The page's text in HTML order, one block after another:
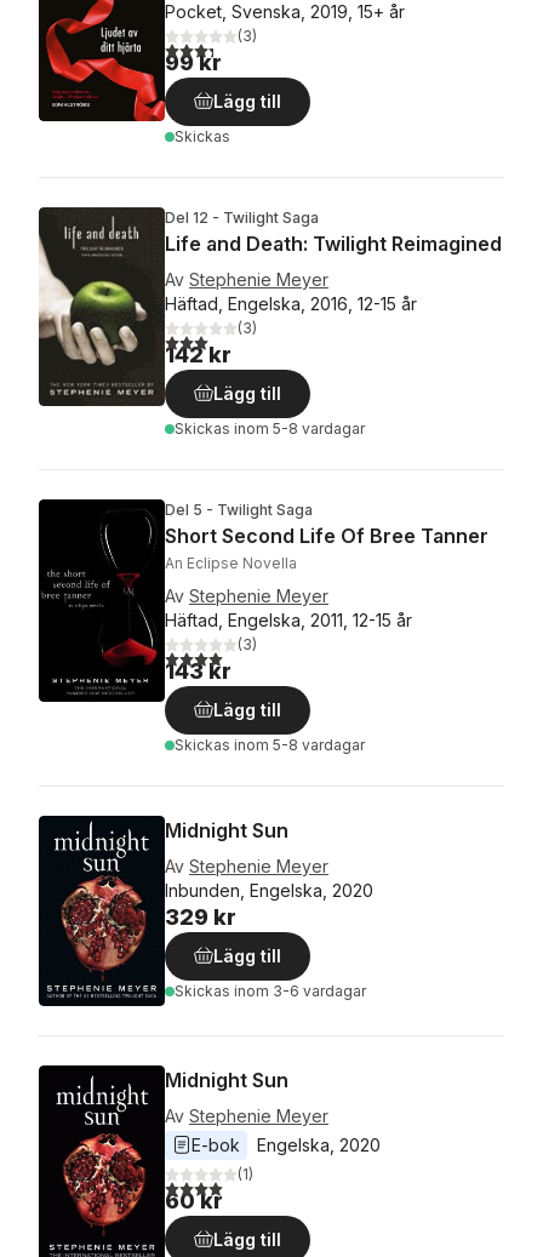
Pocket, Svenska, 2019, 15+ år
3,3utav 5 stjärnor. Totalt antal röster:
(3)
99 kr
Lägg till
Skickas
Del 12 - Twilight Saga
Life and Death: Twilight Reimagined
Av Stephenie Meyer
Häftad, Engelska, 2016, 12-15 år
3,0utav 5 stjärnor. Totalt antal röster:
(3)
142 kr
Lägg till
Skickas inom 5-8 vardagar
Del 5 - Twilight Saga
Short Second Life Of Bree Tanner
An Eclipse Novella
Av Stephenie Meyer
Häftad, Engelska, 2011, 12-15 år
4,0utav 5 stjärnor. Totalt antal röster:
(3)
143 kr
Lägg till
Skickas inom 5-8 vardagar
Midnight Sun
Av Stephenie Meyer
Inbunden, Engelska, 2020
329 kr
Lägg till
Skickas inom 3-6 vardagar
Midnight Sun
Av Stephenie Meyer
E-bok
Engelska 2020
4,0utav 5 stjärnor. Totalt antal röster:
(1)
60 kr
Lägg till